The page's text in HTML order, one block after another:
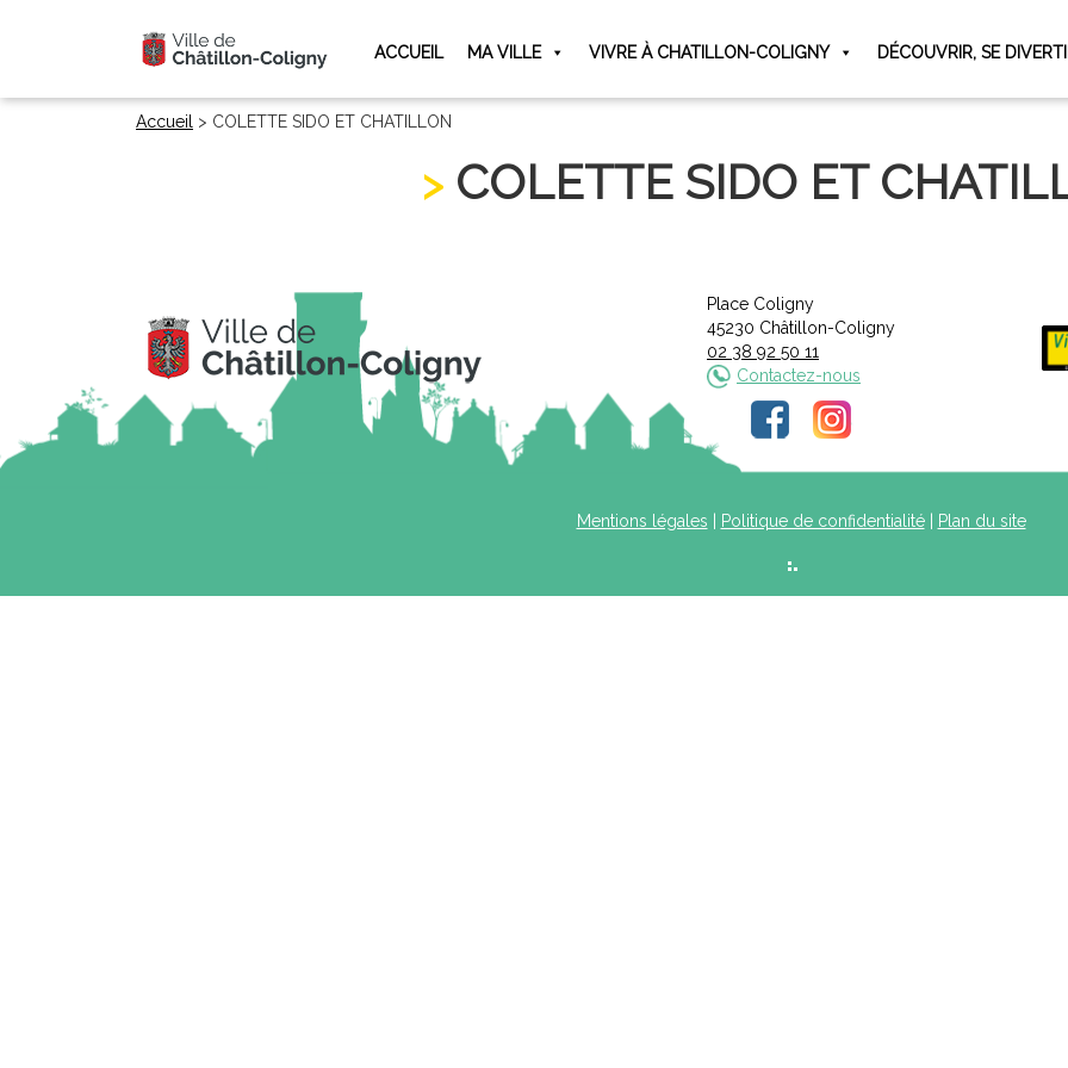
ACCUEIL MA VILLE VIVRE À CHATILLON-COLIGNY DÉCOUVRIR, SE
Accueil > COLETTE SIDO ET CHATILLON
COLETTE SIDO ET
Place Coligny
45230 Châtillon-Coligny
02 38 92 50 11
Contactez-nous
Mentions légales Politique de confidentialité| Plan du site